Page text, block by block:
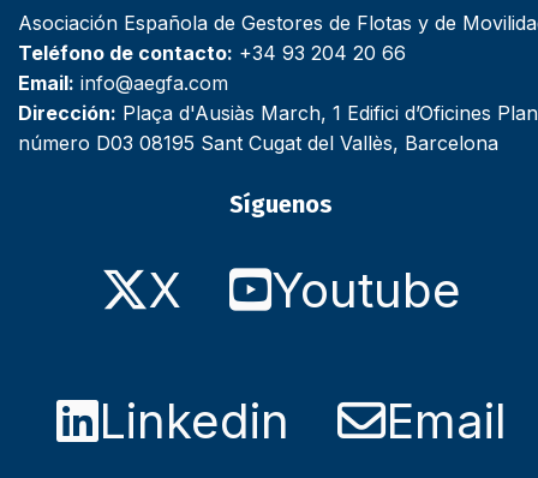
Asociación Española de Gestores de Flotas y de
Teléfono de contacto: +34 93 204 20 66
Email: info@aegfa.com
Dirección: Plaça d'Ausiàs March, 1 Edifici d’Oficines
número D03 08195 Sant Cugat del Vallès, Barcelona
Síguenos
X Youtube
Linkedin Email